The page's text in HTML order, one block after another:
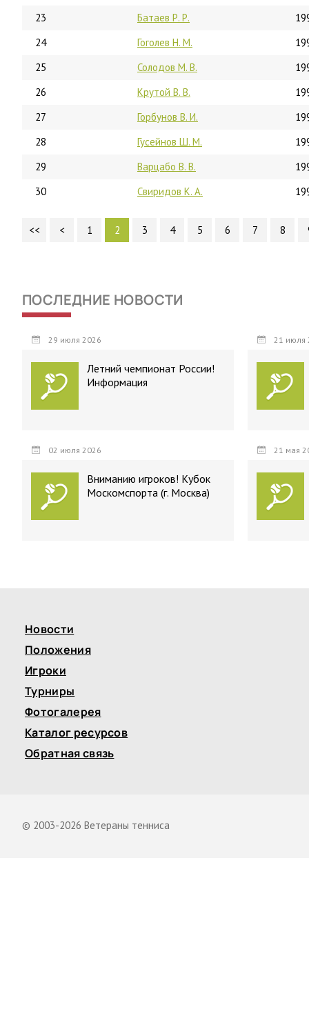
23
Батаев Р. Р.
24
Гоголев Н. М.
25
Солодов М. В.
26
Крутой В. В.
27
Горбунов В. И.
28
Гусейнов Ш. М.
29
Варцабо В. В.
30
Свиридов К. А.
<< < 1 2 3 4 5 6 7 8
ПОСЛЕДНИЕ НОВОСТИ
29 июля 2026
Летний чемпионат России!
Информация
21 июля
02 июля 2026
Вниманию игроков! Кубок
Москомспорта (г. Москва)
21 мая
Новости
Положения
Игроки
Турниры
Фотогалерея
Каталог ресурсов
Обратная связь
© 2003-2026 Ветераны тенниса